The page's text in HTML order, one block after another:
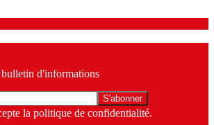
bulletin d'informations
la politique de confidentialité.